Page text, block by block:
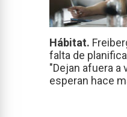
Hábitat.
falta de
"Dejan afuera a
esperan hace